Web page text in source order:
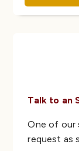
Talk to an
One of our
request as